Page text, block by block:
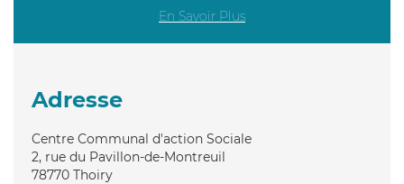
En Savoir Plus
Adresse
Centre Communal d'action Sociale
2, rue du Pavillon-de-Montreuil
78770 Thoiry